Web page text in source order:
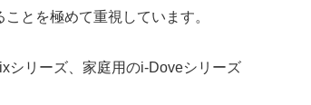
とを極めて重視しています。
シリーズ、家庭用のi-Doveシリーズ